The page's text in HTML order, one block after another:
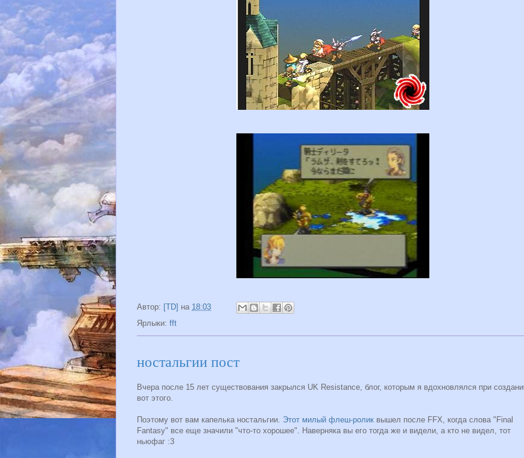
Автор: [TD] на 18:03
Ярлыки: fft
ностальгии пост
Вчера после 15 лет существования закрылся UK Resistance, блог, которым я вдохновлялся при
вот этого.
Поэтому вот вам капелька ностальгии. Этот милый флеш-ролик вышел после FFX, когда слова "Final
Fantasy" все еще значили "что-то хорошее". Наверняка вы его тогда же и видели, а кто не видел, тот
ньюфаг :3